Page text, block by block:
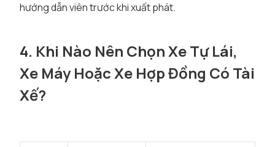
hướng dẫn viên trước khi xuất phát.
4. Khi Nào Nên Chọn Xe Tự Lái,
Xe Máy Hoặc Xe Hợp Đồng Có Tài
Xế?